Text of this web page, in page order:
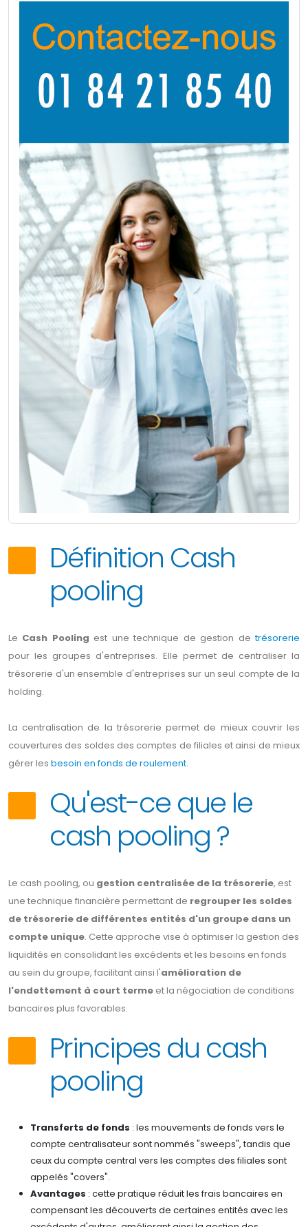
Définition Cash
pooling
Le Cash Pooling est une technique de gestion detrésorerie
pour les groupes d'entreprises. Elle permet de centraliser la
trésorerie d'un ensemble d'entreprises sur un seul compte de la
holding.
La centralisation de la trésorerie permet de mieux couvrir les
couvertures des soldes des comptes de filiales et ainsi de mieux
gérer les besoin en fonds de roulement.
Qu'est-ce que le
cash pooling ?
Le cash pooling, ou gestion centralisée de la trésorerie, est
une technique financière permettant de regrouper les soldes
de trésorerie de différentes entités d'un groupe dans un
compte unique. Cette approche vise à optimiser la gestion des
liquidités en consolidant les excédents et les besoins en fonds
au sein du groupe, facilitant ainsi l'amélioration de
l'endettement à court terme et la négociation de conditions
bancaires plus favorables.
Principes du cash
pooling
Transferts de fonds : les mouvements de fonds vers le
compte centralisateur sont nommés "sweeps", tandis que
ceux du compte central vers les comptes des filiales sont
appelés "covers".
Avantages : cette pratique réduit les frais bancaires en
compensant les découverts de certaines entités avec les